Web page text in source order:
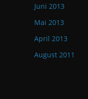
Juni 2013
Mai 2013
April 2013
August 2011